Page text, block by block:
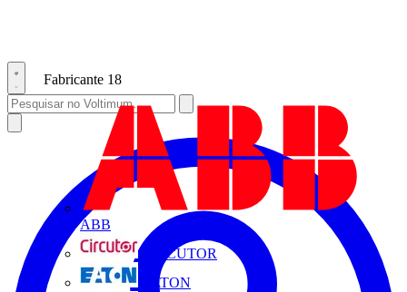
Fabricante 18
ABB
CIRCUTOR
EATON